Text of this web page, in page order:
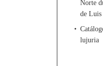
Norte
de
lujuria